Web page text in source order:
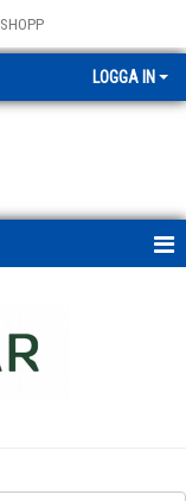
LOGGA IN